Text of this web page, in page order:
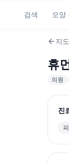
검색 모양
지
휴
의원
진